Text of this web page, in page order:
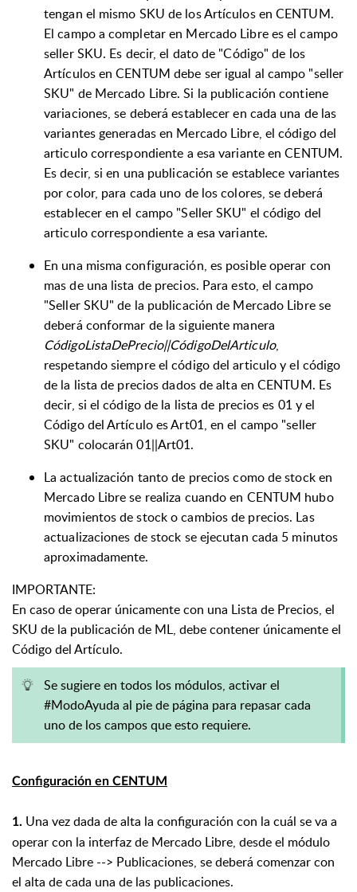
tengan el mismo SKU de los Artículos en CENTUM.
El campo a completar en Mercado Libre es el campo
seller SKU. Es decir, el dato de "Código" de los
Artículos en CENTUM debe ser igual al campo "seller
SKU" de Mercado Libre. Si la publicación contiene
variaciones, se deberá establecer en cada una de las
variantes generadas en Mercado Libre, el código del
articulo correspondiente a esa variante en CENTUM.
Es decir, si en una publicación se establece variantes
por color, para cada uno de los colores, se deberá
establecer en el campo "Seller SKU" el código del
articulo correspondiente a esa variante.
En una misma configuración, es posible operar con
mas de una lista de precios. Para esto, el campo
"Seller SKU" de la publicación de Mercado Libre se
deberá conformar de la siguiente manera
CódigoListaDePrecio||CódigoDelArticulo,
respetando siempre el código del articulo y el código
de la lista de precios dados de alta en CENTUM. Es
decir, si el código de la lista de precios es 01 y el
Código del Artículo es Art01, en el campo "seller
SKU" colocarán 01||Art01.
La actualización tanto de precios como de stock en
Mercado Libre se realiza cuando en CENTUM hubo
movimientos de stock o cambios de precios. Las
actualizaciones de stock se ejecutan cada 5 minutos
aproximadamente.
IMPORTANTE:
En caso de operar únicamente con una Lista de Precios, el
SKU de la publicación de ML, debe contener únicamente el
Código del Artículo.
Se sugiere en todos los módulos, activar el
#ModoAyuda al pie de página para repasar cada
uno de los campos que esto requiere.
Configuración en CENTUM
1. Una vez dada de alta la configuración con la cuál se va a
operar con la interfaz de Mercado Libre, desde el módulo
Mercado Libre --> Publicaciones, se deberá comenzar con
el alta de cada una de las publicaciones.